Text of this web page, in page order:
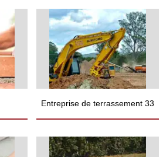
Entreprise de terrassement 33